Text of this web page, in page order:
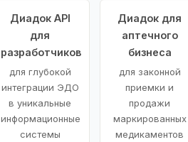
Диадок API
для
разработчиков
для глубокой
интеграции ЭДО
в уникальные
информационные
системы
Диадок для
аптечного
бизнеса
для законной
приемки и
продажи
маркированных
медикаментов